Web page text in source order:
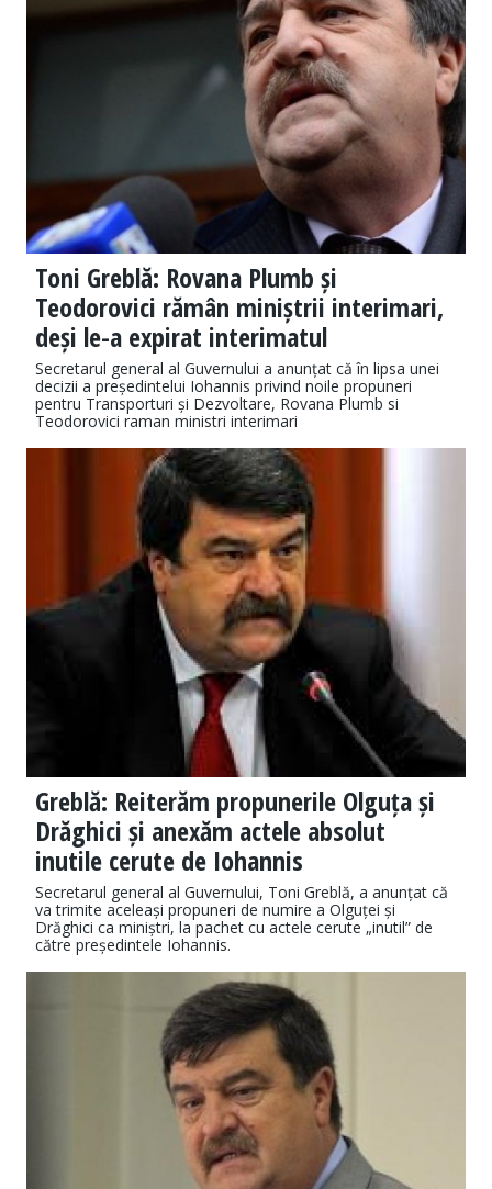
Toni Greblă: Rovana Plumb și
Teodorovici rămân miniștrii interimari,
deși le-a expirat interimatul
Secretarul general al Guvernului a anunțat că în lipsa unei
decizii a președintelui Iohannis privind noile propuneri
pentru Transporturi și Dezvoltare, Rovana Plumb si
Teodorovici raman ministri interimari
Greblă: Reiterăm propunerile Olguța și
Drăghici și anexăm actele absolut
inutile cerute de Iohannis
Secretarul general al Guvernului, Toni Greblă, a anunțat că
va trimite aceleași propuneri de numire a Olguței și
Drăghici ca miniștri, la pachet cu actele cerute „inutil” de
către președintele Iohannis.